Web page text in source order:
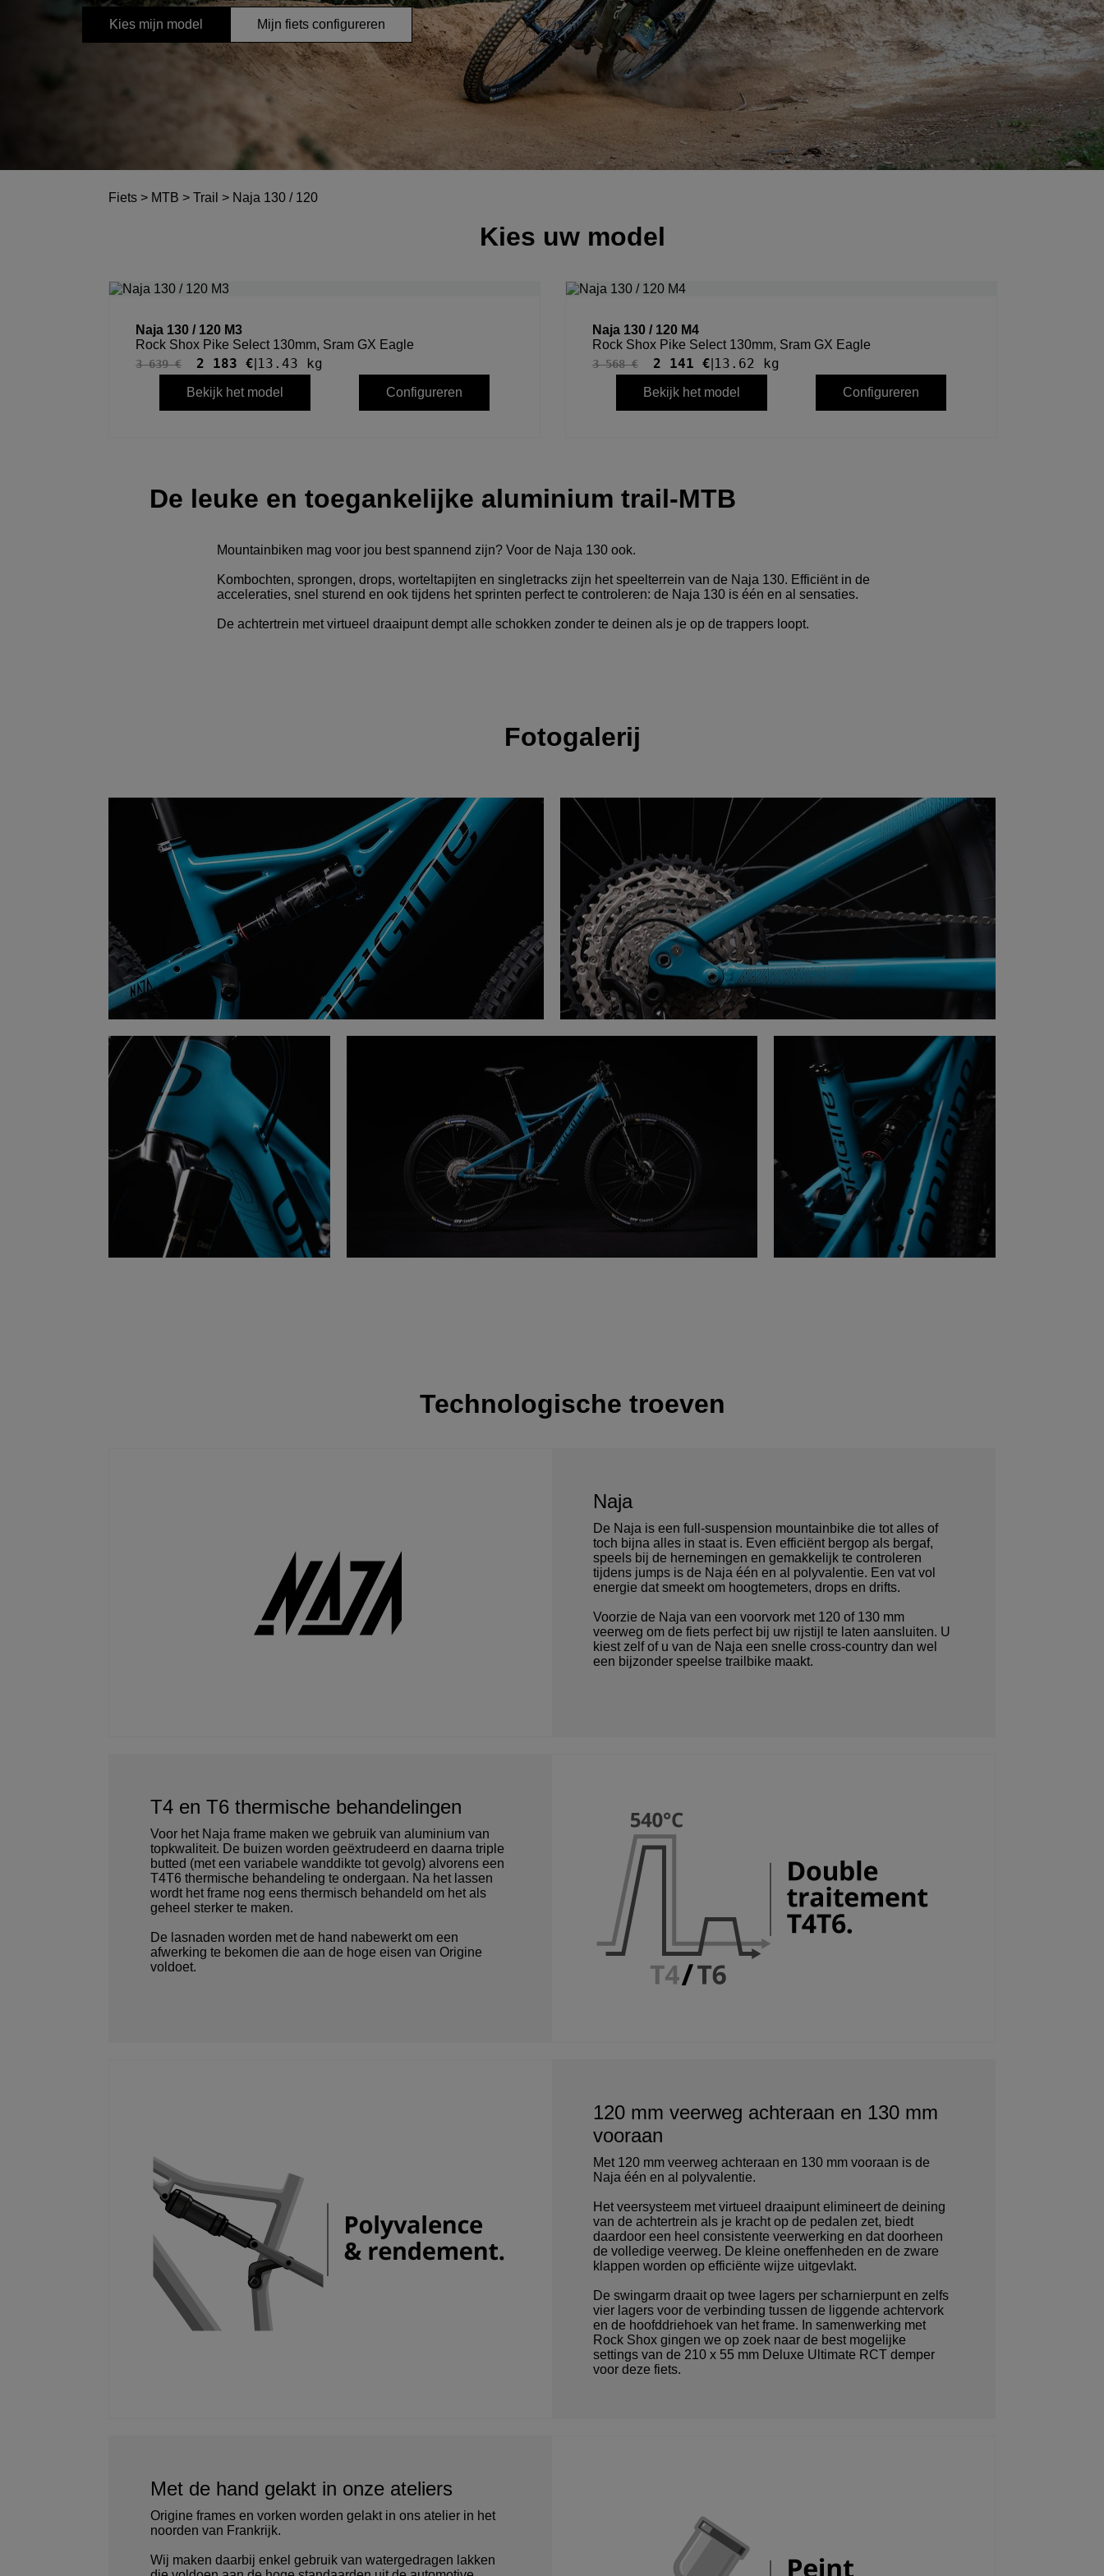
Kies mijn model Mijn fiets configureren
Fiets > MTB > Trail > Naja 130 / 120
Kies uw model
Naja 130 / 120 M3
Rock Shox Pike Select 130mm, Sram GX Eagle
3 639 € 2 183 € 13.43 kg
Bekijk het model Configureren
Naja 130 / 120 M4
Rock Shox Pike Select 130mm, Sram GX Eagle
3 568 € 2 141 € 13.62 kg
Bekijk het model Configureren
De leuke en toegankelijke aluminium trail-MTB
Mountainbiken mag voor jou best spannend zijn? Voor de Naja 130 ook.
Kombochten, sprongen, drops, worteltapijten en singletracks zijn het speelterrein van de Naja 130. Efficiënt in de
acceleraties, snel sturend en ook tijdens het sprinten perfect te controleren: de Naja 130 is één en al sensaties.
De achtertrein met virtueel draaipunt dempt alle schokken zonder te deinen als je op de trappers loopt.
Fotogalerij
Technologische troeven
Naja
De Naja is een full-suspension mountainbike die tot alles of
toch bijna alles in staat is. Even efficiënt bergop als bergaf,
speels bij de hernemingen en gemakkelijk te controleren
tijdens jumps is de Naja één en al polyvalentie. Een vat vol
energie dat smeekt om hoogtemeters, drops en drifts.
Voorzie de Naja van een voorvork met 120 of 130 mm
veerweg om de fiets perfect bij uw rijstijl te laten aansluiten. U
kiest zelf of u van de Naja een snelle cross-country dan wel
een bijzonder speelse trailbike maakt.
T4 en T6 thermische behandelingen
Voor het Naja frame maken we gebruik van aluminium van
topkwaliteit. De buizen worden geëxtrudeerd en daarna triple
butted (met een variabele wanddikte tot gevolg) alvorens een
T4T6 thermische behandeling te ondergaan. Na het lassen
wordt het frame nog eens thermisch behandeld om het als
geheel sterker te maken.
De lasnaden worden met de hand nabewerkt om een
afwerking te bekomen die aan de hoge eisen van Origine
voldoet.
120 mm veerweg achteraan en 130 mm
vooraan
Met 120 mm veerweg achteraan en 130 mm vooraan is de
Naja één en al polyvalentie.
Het veersysteem met virtueel draaipunt elimineert de deining
van de achtertrein als je kracht op de pedalen zet, biedt
daardoor een heel consistente veerwerking en dat doorheen
de volledige veerweg. De kleine oneffenheden en de zware
klappen worden op efficiënte wijze uitgevlakt.
De swingarm draait op twee lagers per scharnierpunt en zelfs
vier lagers voor de verbinding tussen de liggende achtervork
en de hoofddriehoek van het frame. In samenwerking met
Rock Shox gingen we op zoek naar de best mogelijke
settings van de 210 x 55 mm Deluxe Ultimate RCT demper
voor deze fiets.
Met de hand gelakt in onze ateliers
Origine frames en vorken worden gelakt in ons atelier in het
noorden van Frankrijk.
Wij maken daarbij enkel gebruik van watergedragen lakken